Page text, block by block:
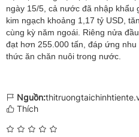
ngày 15/5, cả nước đã nhập khẩu
kim ngạch khoảng 1,17 tỷ USD,
cùng kỳ năm ngoái. Riêng nửa
đạt hơn 255.000 tấn, đáp ứng
thức ăn chăn nuôi trong nước.
Nguồn:
Thích